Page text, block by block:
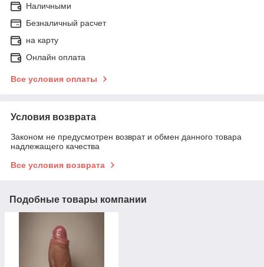
Наличными
Безналичный расчет
на карту
Онлайн оплата
Все условия оплаты
Условия возврата
Законом не предусмотрен возврат и обмен данного товара
надлежащего качества
Все условия возврата
Подобные товары компании